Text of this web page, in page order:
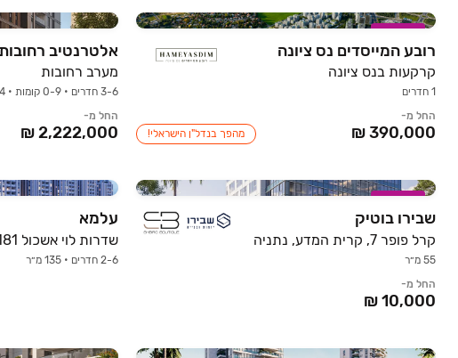
במבצע
רובע המייסדים נס ציונה
קרקעות בנס ציונה
1 חדרים
החל מ-
מהפך בנדל"ן הישראלי!
אלטרנטיב
מערב רחובות
3-6 חדרים • 0-9 קומות • 80-174 מ״ר
החל מ-
במבצע
שבירו בוטיק
קרל פופר 7, קרית המדע, נתניה
55 מ״ר
החל מ-
עלמא
2-6 חדרים • 135 מ״ר